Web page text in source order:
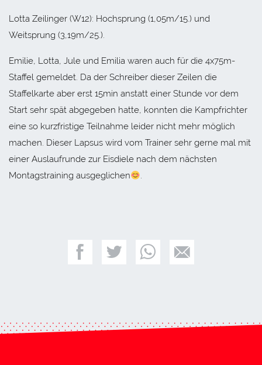
Lotta Zeilinger (W12): Hochsprung (1,05m/15.) und
Weitsprung (3,19m/25.).
Emilie, Lotta, Jule und Emilia waren auch für die 4x75m-
Staffel gemeldet. Da der Schreiber dieser Zeilen die
Staffelkarte aber erst 15min anstatt einer Stunde vor dem
Start sehr spät abgegeben hatte, konnten die Kampfrichter
eine so kurzfristige Teilnahme leider nicht mehr möglich
machen. Dieser Lapsus wird vom Trainer sehr gerne mal mit
einer Auslaufrunde zur Eisdiele nach dem nächsten
Montagstraining ausgeglichen
.